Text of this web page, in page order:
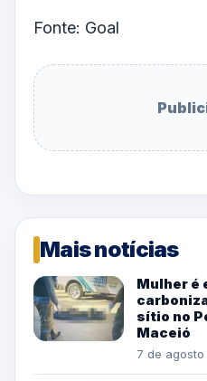
Fonte: Goal
Mais notícias
Mulher é
sítio no
Maceió
7 de